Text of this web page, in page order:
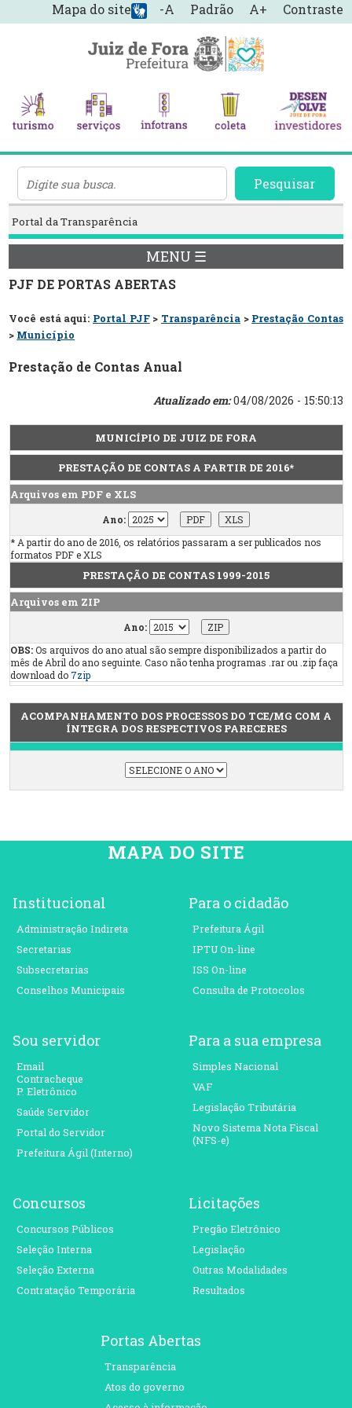
-A Padrão A+ Contraste
Mapa do site
Pesquisar
Portal da Transparência
MENU ☰
PJF DE PORTAS ABERTAS
Você está aqui: Portal PJF> Transparência> Prestação Contas
> Município
Prestação de Contas Anual
Atualizado em:04/08/2026 - 15:50:13
MUNICÍPIO DE JUIZ DE FORA
PRESTAÇÃO DE CONTAS A PARTIR DE 2016*
Arquivos em PDF e XLS
Ano:
* A partir do ano de 2016, os relatórios passaram a ser publicados nos
formatos PDF e XLS
PRESTAÇÃO DE CONTAS 1999-2015
Arquivos em ZIP
Ano:
OBS:Os arquivos do ano atual são sempre disponibilizados a partir do
mês de Abril do ano seguinte. Caso não tenha programas .rar ou .zip faça
download do 7zip
ACOMPANHAMENTO DOS PROCESSOS DO TCE/MG COM A
ÍNTEGRA DOS RESPECTIVOS PARECERES
MAPA DO SITE
Institucional
Administração Indireta
Secretarias
Subsecretarias
Conselhos Municipais
Para o cidadão
Prefeitura Ágil
IPTU On-line
ISS On-line
Consulta de Protocolos
Sou servidor
Email
Contracheque
P. Eletrônico
Saúde Servidor
Portal do Servidor
Prefeitura Ágil (Interno)
Para a sua empresa
Simples Nacional
VAF
Legislação Tributária
Novo Sistema Nota Fiscal
(NFS-e)
Concursos
Concursos Públicos
Seleção Interna
Seleção Externa
Contratação Temporária
Licitações
Pregão Eletrônico
Legislação
Outras Modalidades
Resultados
Portas Abertas
Transparência
Atos do governo